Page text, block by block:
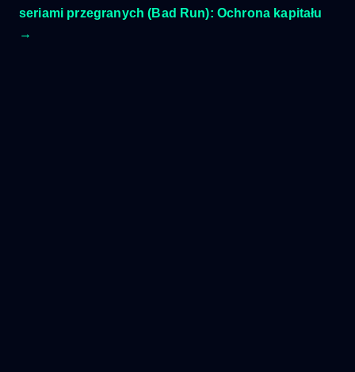
seriami przegranych (Bad Run): Ochrona kapitału
→